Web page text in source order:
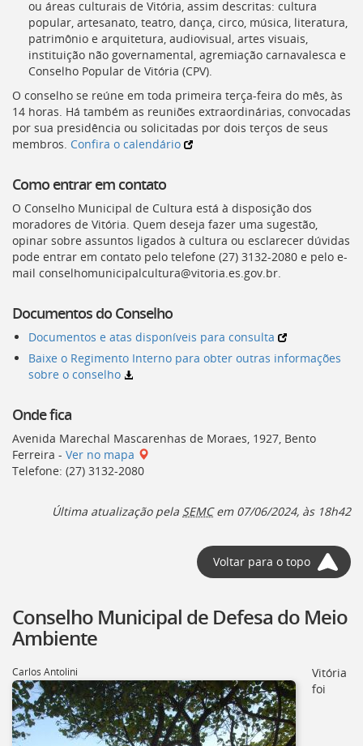
ou áreas culturais de Vitória, assim descritas: cultura
popular, artesanato, teatro, dança, circo, música, literatura,
patrimônio e arquitetura, audiovisual, artes visuais,
instituição não governamental, agremiação carnavalesca e
Conselho Popular de Vitória (CPV).
O conselho se reúne em toda primeira terça-feira do mês, às
14 horas. Há também as reuniões extraordinárias, convocadas
por sua presidência ou solicitadas por dois terços de seus
membros. Confira o calendário
Como entrar em contato
O Conselho Municipal de Cultura está à disposição dos
moradores de Vitória. Quem deseja fazer uma sugestão,
opinar sobre assuntos ligados à cultura ou esclarecer dúvidas
pode entrar em contato pelo telefone (27) 3132-2080 e pelo e-
mail conselhomunicipalcultura@vitoria.es.gov.br.
Documentos do Conselho
Documentos e atas disponíveis para consulta
Baixe o Regimento Interno para obter outras informações
sobre o conselho
Onde fica
Avenida Marechal Mascarenhas de Moraes, 1927, Bento
Ferreira - Ver no mapa
Telefone: (27) 3132-2080
Última atualização pela SEMCem 07/06/2024, às 18h42
Voltar para o topo
Conselho Municipal de Defesa do Meio
Ambiente
Carlos Antolini
Vitória
foi